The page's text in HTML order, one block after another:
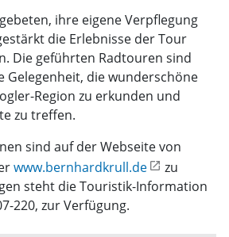
ihre eigene Verpflegung
die Erlebnisse der Tour
Die geführten Radtouren sind
Gelegenheit, die wunderschöne
Region zu erkunden und
zu treffen.
sind auf der Webseite von
www.bernhardkrull.de
zu
steht die Touristik-Information
220, zur Verfügung.